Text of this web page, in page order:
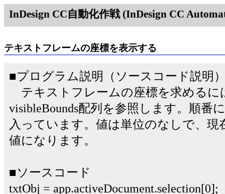
InDesign CC自動化作戦 (InDesign CC
テキストフレームの座標を表示する
■プログラム説明（ソースコード説明
テキストフレームの座標を求めるに
visibleBounds配列を参照します。順番
入っています。値は単位のなしで、
値になります。
■ソースコード
txtObj = app.activeDocument.selection[0];